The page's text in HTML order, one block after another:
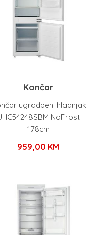
Končar
ugradbeni hladnjak
NoFrost
178cm
959,00 KM